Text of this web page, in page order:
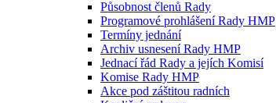
Působnost členů Rady
Programové prohlášení Rady HMP
Termíny jednání
Archiv usnesení Rady HMP
Jednací řád Rady a jejích Komisí
Komise Rady HMP
Akce pod záštitou radních